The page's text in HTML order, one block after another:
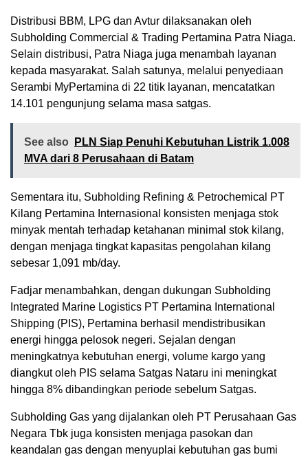
Distribusi BBM, LPG dan Avtur dilaksanakan oleh
Subholding Commercial & Trading Pertamina Patra Niaga.
Selain distribusi, Patra Niaga juga menambah layanan
kepada masyarakat. Salah satunya, melalui penyediaan
Serambi MyPertamina di 22 titik layanan, mencatatkan
14.101 pengunjung selama masa satgas.
See also
PLN Siap Penuhi Kebutuhan Listrik 1.008
MVA dari 8 Perusahaan di Batam
Sementara itu, Subholding Refining & Petrochemical PT
Kilang Pertamina Internasional konsisten menjaga stok
minyak mentah terhadap ketahanan minimal stok kilang,
dengan menjaga tingkat kapasitas pengolahan kilang
sebesar 1,091 mb/day.
Fadjar menambahkan, dengan dukungan Subholding
Integrated Marine Logistics PT Pertamina International
Shipping (PIS), Pertamina berhasil mendistribusikan
energi hingga pelosok negeri. Sejalan dengan
meningkatnya kebutuhan energi, volume kargo yang
diangkut oleh PIS selama Satgas Nataru ini meningkat
hingga 8% dibandingkan periode sebelum Satgas.
Subholding Gas yang dijalankan oleh PT Perusahaan Gas
Negara Tbk juga konsisten menjaga pasokan dan
keandalan gas dengan menyuplai kebutuhan gas bumi